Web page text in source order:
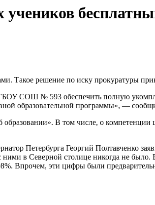
учеников
Такое решение по иску прокуратуры
СОШ № 593 обеспечить полную
образовательной программы», —
В том числе, о
Петербурга Георгий Полтавченко
в Северной столице никогда не
Впрочем, эти цифры были